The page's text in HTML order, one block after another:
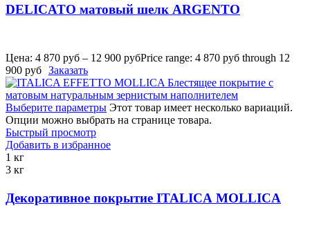
DELICATO матовый шелк ARGENTO
Цена: 4 870 руб – 12 900 рубPrice range: 4 870 руб through 12
900 руб Заказать
Выберите параметры Этот товар имеет несколько вариаций.
Опции можно выбрать на странице товара.
Быстрый просмотр
Добавить в избранное
1 кг
3 кг
Декоративное покрытие ITALICA MOLLICA